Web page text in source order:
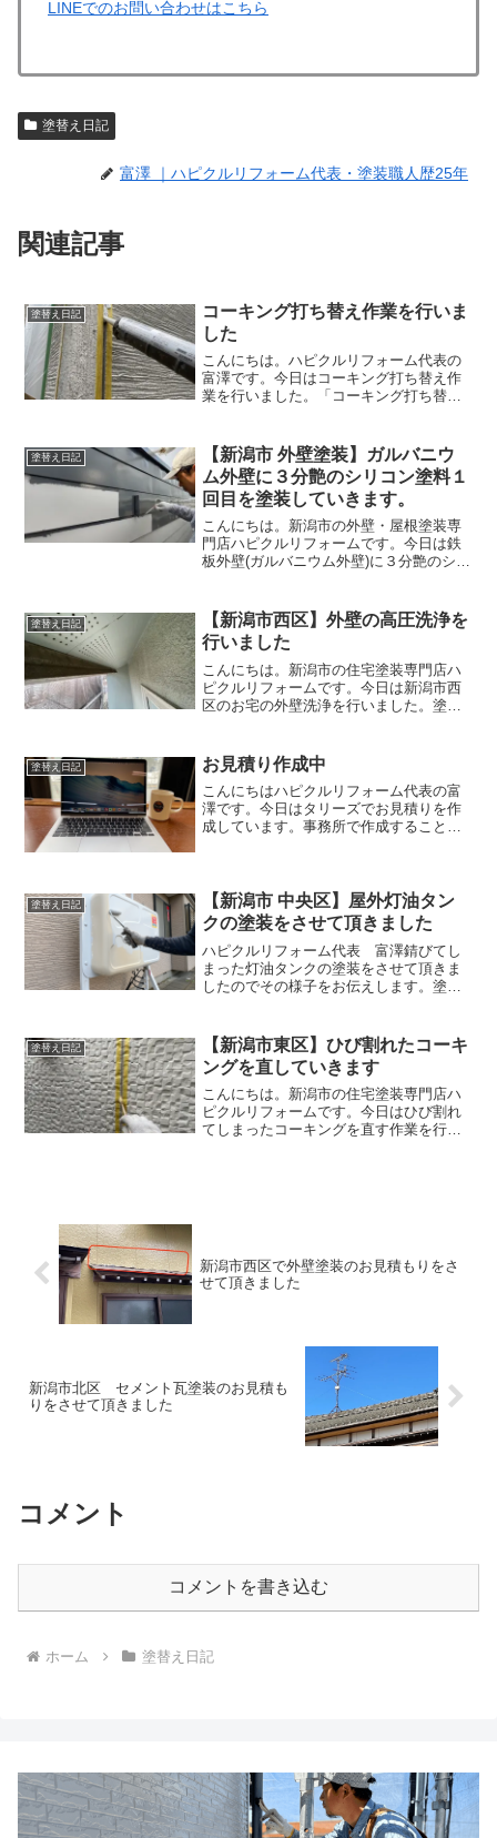
LINEでのお問い合わせはこちら
塗替え日記
富澤 ｜ハピクルリフォーム代表・塗装職人歴25年
関連記事
塗替え日記
コーキング打ち替え作業を行いま
した
こんにちは。ハピクルリフォーム代表の
富澤です。今日はコーキング打ち替え作
業を行いました。「コーキング打ち替
※コーキングとは雨が入らないように窓
周りや目地に防水を施すこと...
塗替え日記
【新潟市 外壁塗装】ガルバニウ
ム外壁に３分艶のシリコン塗料１
回目を塗装していきます。
こんにちは。新潟市の外壁・屋根塗装専
門店ハピクルリフォームです。今日は鉄
板外壁(ガルバニウム外壁)に３分艶のシリ
「３分艶あり」「艶消し」があります。
家の外観に合う艶を選...
塗替え日記
【新潟市西区】外壁の高圧洗浄を
行いました
こんにちは。新潟市の住宅塗装専門店ハ
ピクルリフォームです。今日は新潟市西
区のお宅の外壁洗浄を行いました。塗装
でしっかりと高圧洗浄を行っていきま
す。高圧洗浄前天井の裏側は...
塗替え日記 お見積り作成中
こんにちはハピクルリフォーム代表の富
澤です。今日はタリーズでお見積りを作
成しています。事務所で作成することが
塗替え日記
【新潟市 中央区】屋外灯油タン
クの塗装をさせて頂きました
ハピクルリフォーム代表 富澤錆びてし
まった灯油タンクの塗装をさせて頂きま
したのでその様子をお伝えします。塗装
ね。灯油タンクは錆を放置すると穴が空
いてしまい、灯油が流出してし...
塗替え日記
【新潟市東区】ひび割れたコーキ
ングを直していきます
こんにちは。新潟市の住宅塗装専門店ハ
ピクルリフォームです。今日はひび割れ
てしまったコーキングを直す作業を行い
新潟市西区で外壁塗装のお見積もりをさ
せて頂きました
新潟市北区 セメント瓦塗装のお見積も
りをさせて頂きました
コメント
コメントを書き込む
ホーム 塗替え日記